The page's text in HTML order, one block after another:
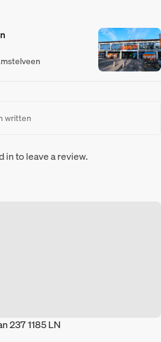
written
in to leave a review.
237 1185 LN